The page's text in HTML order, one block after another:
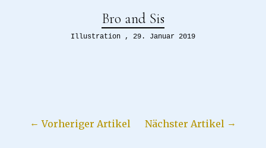
Bro and Sis
Illustration 29. Januar 2019
Vorheriger Artikel Nächster Artikel